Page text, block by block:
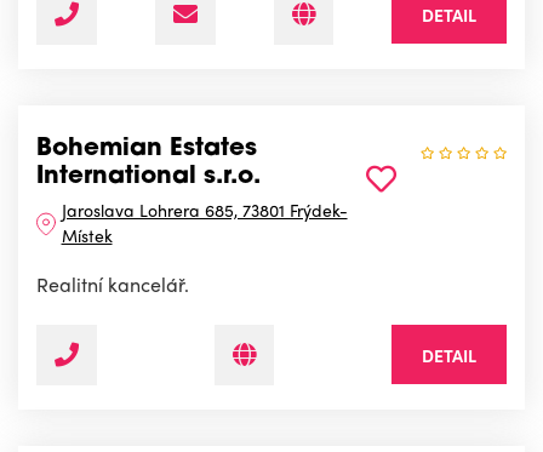
DETAIL
Bohemian Estates
International s.r.o.
Jaroslava Lohrera 685, 73801 Frýdek-
Místek
Realitní kancelář.
DETAIL